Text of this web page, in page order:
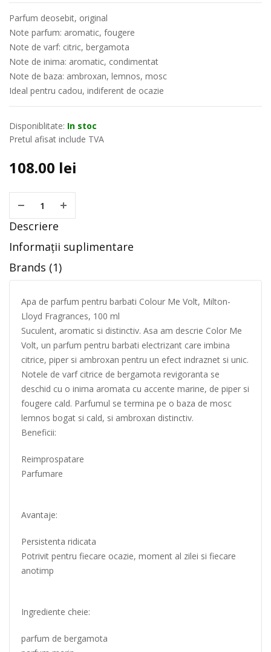
Parfum deosebit, original
Note parfum: aromatic, fougere
Note de varf: citric, bergamota
Note de inima: aromatic, condimentat
Note de baza: ambroxan, lemnos, mosc
Ideal pentru cadou, indiferent de ocazie
Disponiblitate: In stoc
Pretul afisat include TVA
108.00 lei
Descriere
Informații suplimentare
Brands (1)
Apa de parfum pentru barbati Colour Me Volt, Milton-
Lloyd Fragrances, 100 ml
Suculent, aromatic si distinctiv. Asa am descrie Color Me
Volt, un parfum pentru barbati electrizant care imbina
citrice, piper si ambroxan pentru un efect indraznet si unic.
Notele de varf citrice de bergamota revigoranta se
deschid cu o inima aromata cu accente marine, de piper si
fougere cald. Parfumul se termina pe o baza de mosc
lemnos bogat si cald, si ambroxan distinctiv.
Beneficii:
Reimprospatare
Parfumare
Avantaje:
Persistenta ridicata
Potrivit pentru fiecare ocazie, moment al zilei si fiecare
anotimp
Ingrediente cheie:
parfum de bergamota